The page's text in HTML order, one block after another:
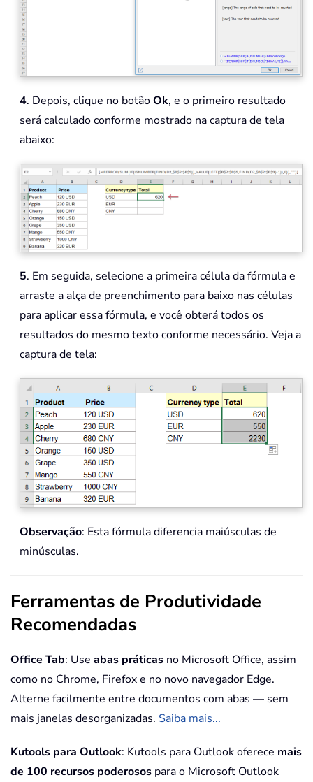
4. Depois, clique no botãoOk, e o primeiro resultado
será calculado conforme mostrado na captura de tela
abaixo:
5. Em seguida, selecione a primeira célula da fórmula e
arraste a alça de preenchimento para baixo nas células
para aplicar essa fórmula, e você obterá todos os
resultados do mesmo texto conforme necessário. Veja a
captura de tela:
Observação: Esta fórmula diferencia maiúsculas de
minúsculas.
Ferramentas de Produtividade
Recomendadas
Office Tab: Use abas práticas no Microsoft Office, assim
como no Chrome, Firefox e no novo navegador Edge.
Alterne facilmente entre documentos com abas — sem
mais janelas desorganizadas. Saiba mais...
Kutools para Outlook: Kutools para Outlook oferece mais
de 100 recursos poderosos para o Microsoft Outlook